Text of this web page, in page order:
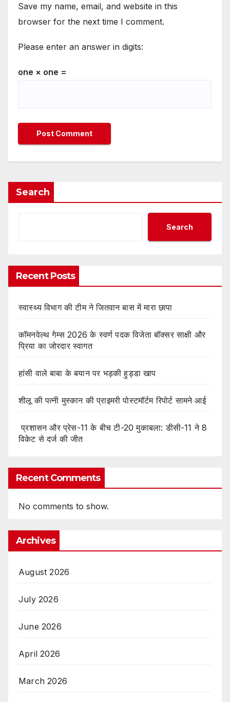
Save my name, email, and website in this
browser for the next time I comment.
Please enter an answer in digits:
one × one =
Search
Search
Recent Posts
स्वास्थ्य विभाग की टीम ने जितवान बास में मारा छापा
कॉमनवेल्थ गेम्स 2026 के स्वर्ण पदक विजेता बॉक्सर साक्षी और
प्रिया का जोरदार स्वागत
हांसी वाले बाबा के बयान पर भड़की हुड्डा खाप
शीलू की पत्नी मुस्कान की प्राइमरी पोस्टमॉर्टम रिपोर्ट सामने आई
प्रशासन और प्रेस-11 के बीच टी-20 मुकाबला: डीसी-11 ने 8
विकेट से दर्ज की जीत
Recent Comments
No comments to show.
Archives
August 2026
July 2026
June 2026
April 2026
March 2026